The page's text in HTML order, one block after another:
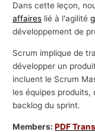
Dans cette leçon,
affaires lié à l'agilité
développement de
Scrum implique de
développer un
incluent le Scrum
les équipes
backlog du sprint.
Members:PDF
s